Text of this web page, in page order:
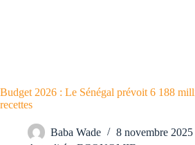
Budget 2026 : Le Sénégal prévoit 6 188
recettes
Baba Wade
8 novembre 2025